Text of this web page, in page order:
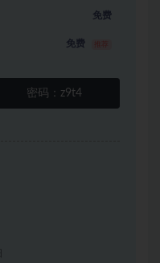
免费
免费
密码： z9t4